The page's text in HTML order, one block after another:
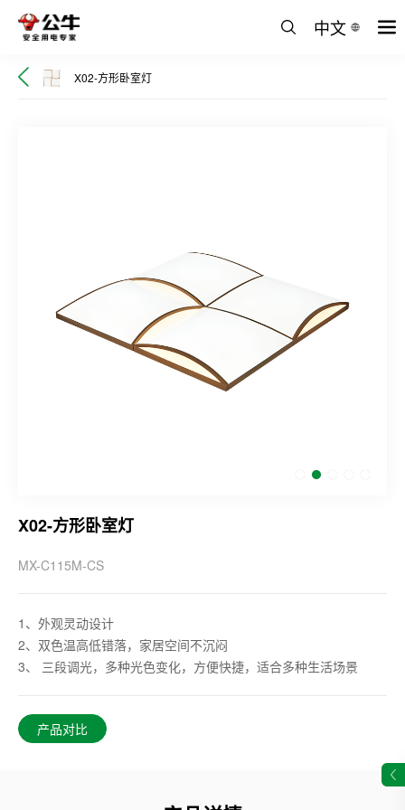
中文
X02-方形卧室灯
X02-方形卧室灯
MX-C115M-CS
1、外观灵动设计
2、双色温高低错落，家居空间不沉闷
3、 三段调光，多种光色变化，方便快捷，适合多种生活场景
产品对比